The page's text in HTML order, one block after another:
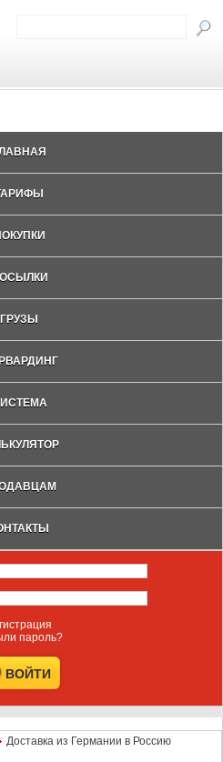
ГРУЗЫ
пароль?
Доставка из Германии в Россию